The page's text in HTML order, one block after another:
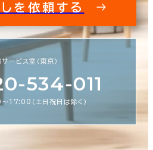
を依頼する
ービス室（東京）
534-011
17:00（土日祝日は除く）